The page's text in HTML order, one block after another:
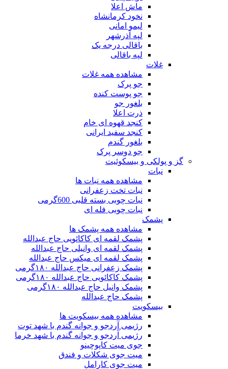
ماش اعلا
نخود کرمانشاه
لیمو امانی
لپه آذرشهر
باقالی درجه یک
لپه باقالی
غلات
مشاهده همه غلات
جو پرک
جو پوست کنده
بلغور جو
ذرت اعلا
کنجد قهوه ای خام
کنجد سفید ایرانی
بلغور گندم
جو دوسر پرک
گز و پولکی و بیسکوئیت
نبات
مشاهده همه نبات ها
نبات تخت زعفرانی
نبات چوبی بسته قلبی 600گرمی
نبات چوبی فله ای
پشمک
مشاهده همه پشمک ها
پشمک لقمه ای کاکائویی حاج عبدالله
پشمک لقمه ای وانیلی حاج عبدالله
پشمک لقمه ای میکس حاج عبدالله
پشمک زعفرانی حاج عبدالله ۱۸۰گرمی
پشمک کاکائویی حاج عبدالله ۱۸۰گرمی
پشمک وانیل حاج عبدالله ۱۸۰گرمی
پشمک حاج عبدالله
بیسکویت
مشاهده همه بیسکویت ها
رژیمی آردجو و جوانه گندم با شهد توت
رژیمی آردجو و جوانه گندم با شهد خرما
جوی میت کاپوچینو
میت جوی شکلات و فندق
میت جوی کارامل